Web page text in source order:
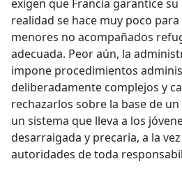
exigen que Francia garantice
realidad se hace muy poco
menores no acompañados
adecuada. Peor aún, la
impone procedimientos
deliberadamente complejos y
rechazarlos sobre la base de
un sistema que lleva a los
desarraigada y precaria, a la
autoridades de toda